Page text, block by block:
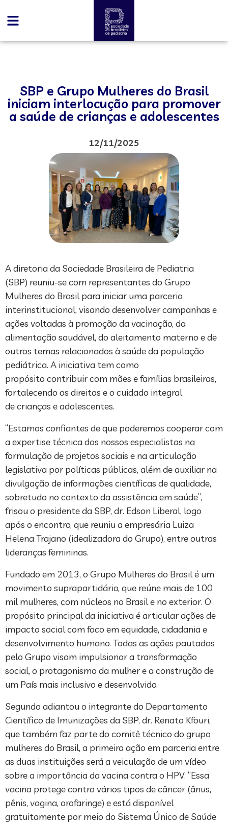
SBP e Grupo Mulheres do Brasil
iniciam interlocução para promover
a saúde de crianças e adolescentes
12/11/2025
A diretoria da Sociedade Brasileira de Pediatria
(SBP) reuniu-se com representantes do Grupo
Mulheres do Brasil para iniciar uma parceria
interinstitucional, visando desenvolver campanhas e
ações voltadas à promoção da vacinação, da
alimentação saudável, do aleitamento materno e de
outros temas relacionados à saúde da população
pediátrica. A iniciativa tem como
propósito contribuir com mães e famílias brasileiras,
fortalecendo os direitos e o cuidado integral
de crianças e adolescentes.
“Estamos confiantes de que poderemos cooperar com
a expertise técnica dos nossos especialistas na
formulação de projetos sociais e na articulação
legislativa por políticas públicas, além de auxiliar na
divulgação de informações científicas de qualidade,
sobretudo no contexto da assistência em saúde”,
frisou o presidente da SBP, dr. Edson Liberal, logo
após o encontro, que reuniu a empresária Luiza
Helena Trajano (idealizadora do Grupo), entre outras
lideranças femininas.
Fundado em 2013, o Grupo Mulheres do Brasil é um
movimento suprapartidário, que reúne mais de 100
mil mulheres, com núcleos no Brasil e no exterior. O
propósito principal da iniciativa é articular ações de
impacto social com foco em equidade, cidadania e
desenvolvimento humano. Todas as ações pautadas
pelo Grupo visam impulsionar a transformação
social, o protagonismo da mulher e a construção de
um País mais inclusivo e desenvolvido.
Segundo adiantou o integrante do Departamento
Científico de Imunizações da SBP, dr. Renato Kfouri,
que também faz parte do comitê técnico do grupo
mulheres do Brasil, a primeira ação em parceria entre
as duas instituições será a veiculação de um vídeo
sobre a importância da vacina contra o HPV. “Essa
vacina protege contra vários tipos de câncer (ânus,
pênis, vagina, orofaringe) e está disponível
gratuitamente por meio do Sistema Único de Saúde